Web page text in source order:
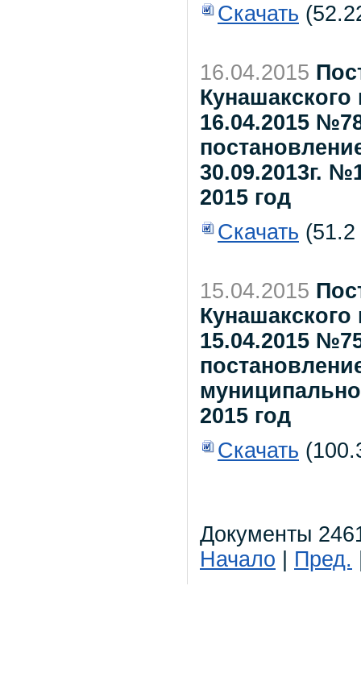
Скачать
16.04.2015
16.04.2015
30.09.2013г.
2015 год
Скачать
15.04.2015
15.04.2015
2015 год
Скачать
Документы
Начало
Пред.